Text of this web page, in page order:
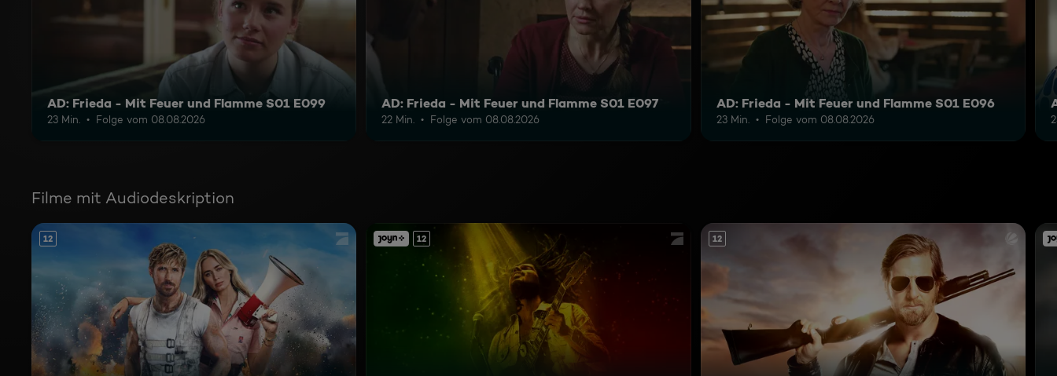
AD: Frieda - Mit Feuer und Flamme S01 E099
23 Min. Folge vom 08.08.2026
AD: Frieda - Mit Feuer und Flamme S01 E097
22 Min. Folge vom 08.08.2026
AD: Frieda - Mit Feuer und Flamme S01 E096
23 Min. Folge vom 08.08.2026
Filme mit Audiodeskription
12 12 12